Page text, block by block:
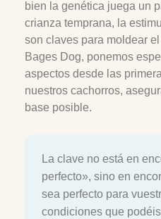
bien la genética juega un
crianza temprana, la
son claves para moldear
Bages Dog, ponemos
aspectos desde las
nuestros cachorros,
base posible.
La clave no está en
perfecto», sino en
sea perfecto para
condiciones que